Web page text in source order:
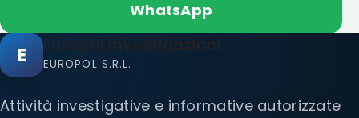
WhatsApp
E Europol Investigazioni
EUROPOL S.R.L.
Attività investigative e informative autorizzate